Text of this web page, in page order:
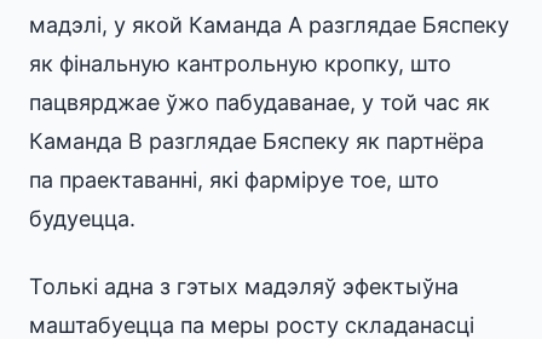
мадэлі, у якой Каманда A разглядае Бяспеку
як фінальную кантрольную кропку, што
пацвярджае ўжо пабудаванае, у той час як
Каманда B разглядае Бяспеку як партнёра
па праектаванні, які фарміруе тое, што
будуецца.
Толькі адна з гэтых мадэляў эфектыўна
маштабуецца па меры росту складанасці